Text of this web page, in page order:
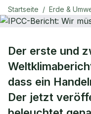
Startseite / Erde &
IPCC-Bericht:
handeln
Der erste und
dass ein
Der jetzt